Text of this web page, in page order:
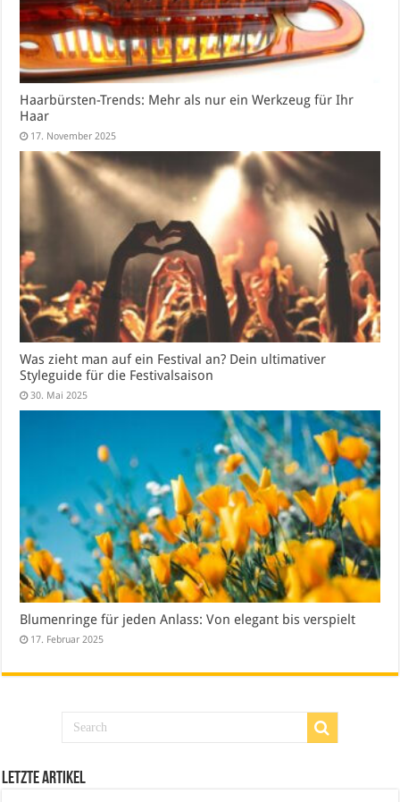
Haarbürsten-Trends: Mehr als nur ein Werkzeug für Ihr
Haar
17. November 2025
Was zieht man auf ein Festival an? Dein ultimativer
Styleguide für die Festivalsaison
30. Mai 2025
Blumenringe für jeden Anlass: Von elegant bis verspielt
17. Februar 2025
Letzte Artikel